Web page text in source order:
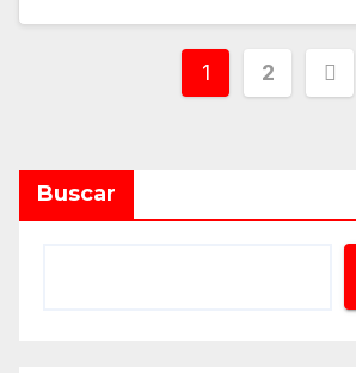
Paginación
1 2
Buscar